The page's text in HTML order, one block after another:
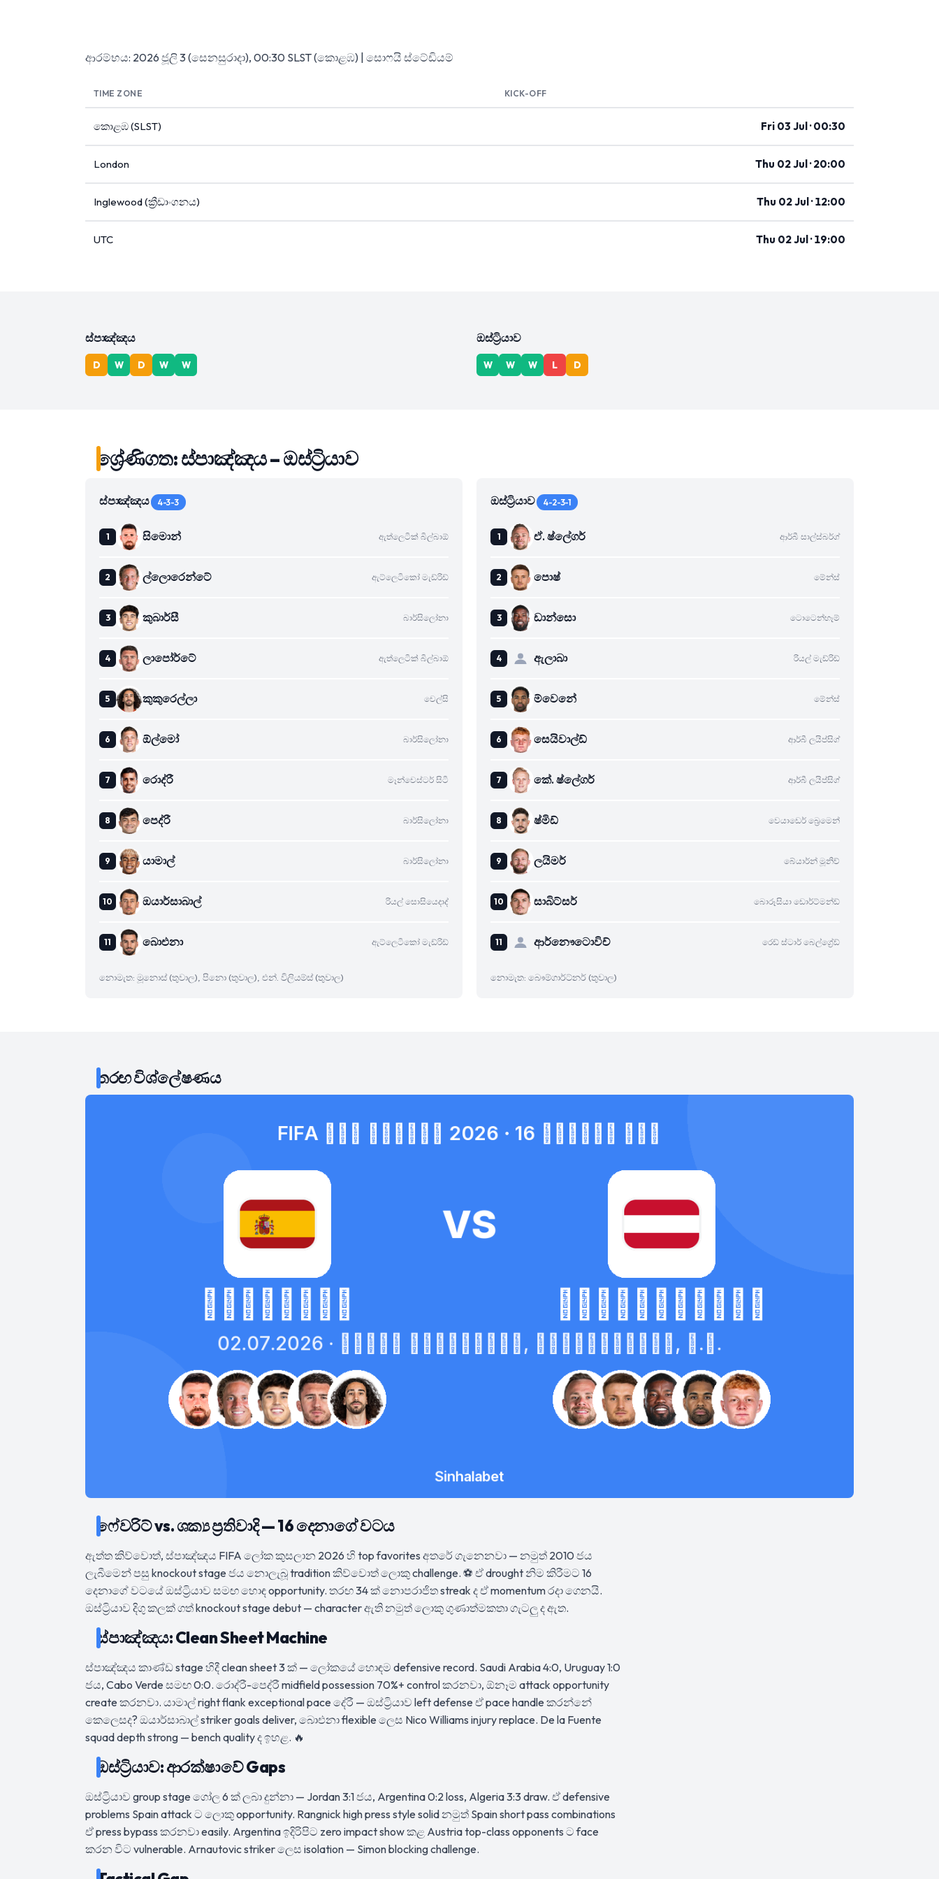
ආරම්භය: 2026 ජූලි 3 (සෙනසුරාදා), 00:30 SLST (කොළඹ) | සොෆයි ස්ටේඩියම්
TIME ZONE KICK-OFF
කොළඹ (SLST) Fri 03 Jul · 00:30
London Thu 02 Jul · 20:00
Inglewood (ක්‍රීඩාංගනය) Thu 02 Jul · 12:00
UTC Thu 02 Jul · 19:00
ස්පාඤ්ඤය
D W D W W
ඔස්ට්‍රියාව
W W W L D
ශ්‍රේණිගත: ස්පාඤ්ඤය – ඔස්ට්‍රියාව
ස්පාඤ්ඤය 4-3-3
සිමොන් ඇත්ලෙටික් බිල්බාඕ
ල්ලොරෙන්ටේ ඇට්ලෙටිකෝ මැඩ්රිඩ්
කුබාර්සී බාර්සිලෝනා
ලාපෝර්ටේ ඇත්ලෙටික් බිල්බාඕ
කුකුරෙල්ලා චෙල්සි
ඕල්මෝ බාර්සිලෝනා
රොද්රී මෑන්චෙස්ටර් සිටි
පෙද්රී බාර්සිලෝනා
යාමාල් බාර්සිලෝනා
ඔයාර්සාබාල් රියල් සොසියෙදාද්
බාෙඑනා ඇට්ලෙටිකෝ මැඩ්රිඩ්
නොමැත: මූනොස් (තුවාල), පිනො (තුවාල), එන්. විලියම්ස් (තුවාල)
ඔස්ට්‍රියාව 4-2-3-1
ඒ. ෂ්ලේගර් ආර්බී සාල්ස්බර්ග්
පොෂ් මේන්ස්
ඩාන්සො ටොටෙන්හෑම්
ඇලාබා රියල් මැඩ්රිඩ්
ම්වෙනේ මේන්ස්
සෙයිවාල්ඩ් ආර්බී ලයිප්සිග්
කේ. ෂ්ලේගර් ආර්බී ලයිප්සිග්
ෂ්මිඩ් වෙයාඩෙර් බ්‍රෙමෙන්
ලයිමර් බේයාර්න් මූනිච්
සාබිට්සර් බොරූසියා ඩොර්ට්මන්ඩ්
ආර්නෞටොවිච් රෙඩ් ස්ටාර් බෙල්ග්‍රේඩ්
නොමැත: බෞම්ගාර්ට්නර් (තුවාල)
තරඟ විශ්ලේෂණය
ෆේවරිට් vs. ශක්‍ය ප්‍රතිවාදි — 16 දෙනාගේ වටය
ඇත්ත කිව්වොත්, ස්පාඤ්ඤය FIFA ලෝක කුසලාන 2026 හි top favorites අතරේ ගැනෙනවා — නමුත් 2010 ජය
ලැබීමෙන් පසු knockout stage ජය නොලැබූ tradition කිව්වොත් ලොකු challenge. ⚽ ඒ drought නිම කිරීමට 16
දෙනාගේ වටයේ ඔස්ට්‍රියාව සමඟ හොඳ opportunity. තරඟ 34 ක් නොපරාජිත streak ද ඒ momentum රදා ගෙනයි.
ඔස්ට්‍රියාව දිගු කලක් ගත් knockout stage debut — character ඇති නමුත් ලොකු ගුණාත්මකතා ගැටලු ද ඇත.
ස්පාඤ්ඤය: Clean Sheet Machine
ස්පාඤ්ඤය කාණ්ඩ stage හිදී clean sheet 3 ක් — ලෝකයේ හොඳම defensive record. Saudi Arabia 4:0, Uruguay 1:0
ජය, Cabo Verde සමඟ 0:0. රොද්රී-පෙද්රී midfield possession 70%+ control කරනවා, ඕනෑම attack opportunity
create කරනවා. යාමාල් right flank exceptional pace දේරී — ඔස්ට්‍රියාව left defense ඒ pace handle කරන්නේ
කෙලෙසද? ඔයාර්සාබාල් striker goals deliver, බාෙඑනා flexible ලෙස Nico Williams injury replace. De la Fuente
squad depth strong — bench quality ද ඉහළ. 🔥
ඔස්ට්‍රියාව: ආරක්ෂාවේ Gaps
ඔස්ට්‍රියාව group stage ගෝල 6 ක් ලබා දුන්නා — Jordan 3:1 ජය, Argentina 0:2 loss, Algeria 3:3 draw. ඒ defensive
problems Spain attack ට ලොකු opportunity. Rangnick high press style solid නමුත් Spain short pass combinations
ඒ press bypass කරනවා easily. Argentina ඉදිරිපිට zero impact show කළ Austria top-class opponents ට face
කරන විට vulnerable. Arnautovic striker ලෙස isolation — Simon blocking challenge.